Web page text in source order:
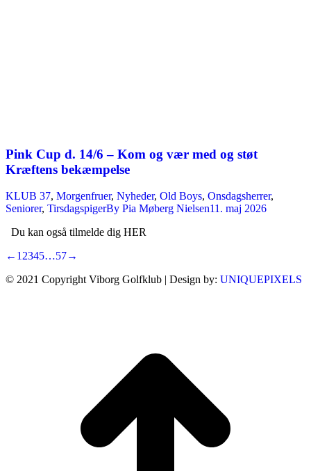
Pink Cup d. 14/6 – Kom og vær med og støt
Kræftens bekæmpelse
KLUB 37, Morgenfruer, Nyheder, Old Boys, Onsdagsherrer,
Seniorer, TirsdagspigerBy Pia Møberg Nielsen11. maj 2026
Du kan også tilmelde dig HER
← 1 2345…57→
© 2021 Copyright Viborg Golfklub | Design by: UNIQUEPIXELS